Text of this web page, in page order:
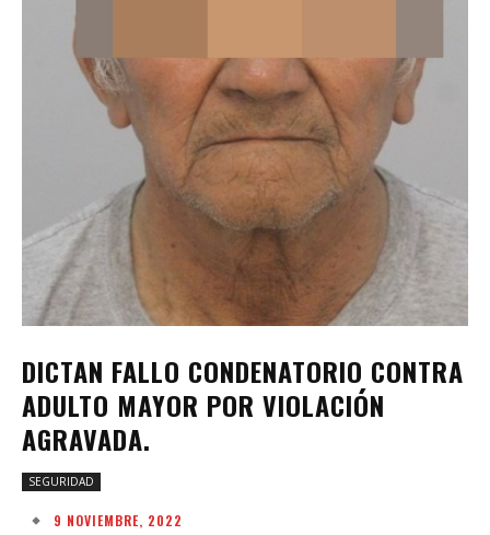
DICTAN FALLO CONDENATORIO CONTRA
ADULTO MAYOR POR VIOLACIÓN
AGRAVADA.
SEGURIDAD
9 NOVIEMBRE, 2022